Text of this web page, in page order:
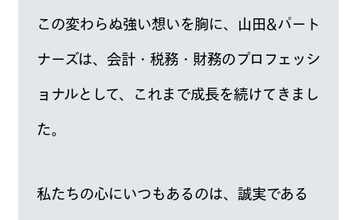
この変わらぬ強い想いを胸に、山田&パート
ナーズは、 会計・税務・財務のプロフェッシ
ョナルとして、 これまで成長を続けてきまし
た。
私たちの心にいつもあるのは、誠実である